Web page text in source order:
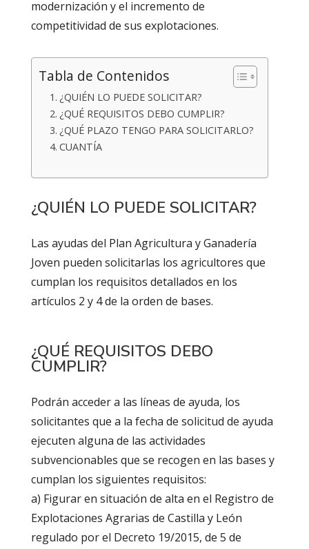
modernización y el incremento de
competitividad de sus explotaciones.
Tabla de Contenidos
¿QUIÉN LO PUEDE SOLICITAR?
¿QUÉ REQUISITOS DEBO CUMPLIR?
¿QUÉ PLAZO TENGO PARA SOLICITARLO?
CUANTÍA
¿QUIÉN LO PUEDE SOLICITAR?
Las ayudas del Plan Agricultura y Ganadería
Joven pueden solicitarlas los agricultores que
cumplan los requisitos detallados en los
artículos 2 y 4 de la orden de bases.
¿QUÉ REQUISITOS DEBO
CUMPLIR?
Podrán acceder a las líneas de ayuda, los
solicitantes que a la fecha de solicitud de ayuda
ejecuten alguna de las actividades
subvencionables que se recogen en las bases y
cumplan los siguientes requisitos:
a) Figurar en situación de alta en el Registro de
Explotaciones Agrarias de Castilla y León
regulado por el Decreto 19/2015, de 5 de